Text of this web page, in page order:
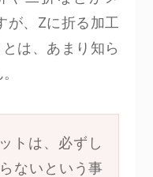
が、Zに折る加工
は、あまり知ら
トは、必ずし
ないという事